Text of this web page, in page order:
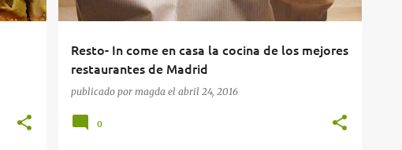
Resto- In come en casa la cocina de los mejores
restaurantes de Madrid
publicado por magda el abril 24, 2016
0